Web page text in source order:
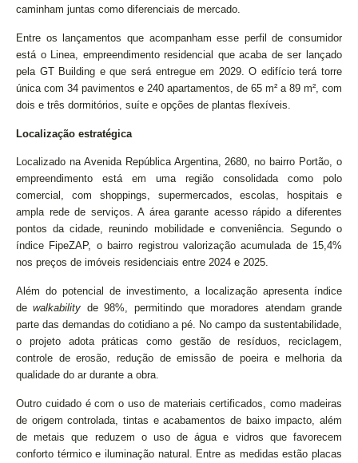
caminham juntas como diferenciais de mercado.
Entre os lançamentos que acompanham esse perfil de consumidor
está o Linea, empreendimento residencial que acaba de ser lançado
pela GT Building e que será entregue em 2029. O edifício terá torre
única com 34 pavimentos e 240 apartamentos, de 65 m² a 89 m², com
dois e três dormitórios, suíte e opções de plantas flexíveis.
Localização estratégica
Localizado na Avenida República Argentina, 2680, no bairro Portão, o
empreendimento está em uma região consolidada como polo
comercial, com shoppings, supermercados, escolas, hospitais e
ampla rede de serviços. A área garante acesso rápido a diferentes
pontos da cidade, reunindo mobilidade e conveniência. Segundo o
índice FipeZAP, o bairro registrou valorização acumulada de 15,4%
nos preços de imóveis residenciais entre 2024 e 2025.
Além do potencial de investimento, a localização apresenta índice
dewalkability de 98%, permitindo que moradores atendam grande
parte das demandas do cotidiano a pé. No campo da sustentabilidade,
o projeto adota práticas como gestão de resíduos, reciclagem,
controle de erosão, redução de emissão de poeira e melhoria da
qualidade do ar durante a obra.
Outro cuidado é com o uso de materiais certificados, como madeiras
de origem controlada, tintas e acabamentos de baixo impacto, além
de metais que reduzem o uso de água e vidros que favorecem
conforto térmico e iluminação natural. Entre as medidas estão placas